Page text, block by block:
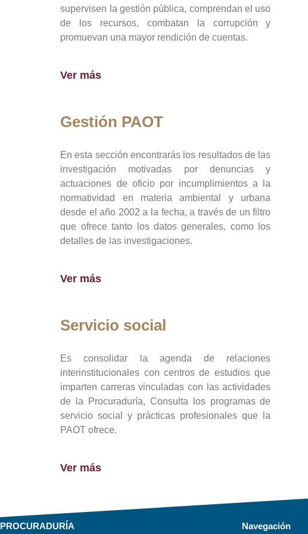
supervisen la gestión pública, comprendan el uso
de los recursos, combatan la corrupción y
promuevan una mayor rendición de cuentas.
Ver más
Gestión PAOT
En esta sección encontrarás los resultados de las
investigación motivadas por denuncias y
actuaciones de oficio por incumplimientos a la
normatividad en materia ambiental y urbana
desde el año 2002 a la fecha, a través de un filtro
que ofrece tanto los datos generales, como los
detalles de las investigaciones.
Ver más
Servicio social
Es consolidar la agenda de relaciones
interinstitucionales con centros de estudios que
imparten carreras vinculadas con las actividades
de la Procuraduría, Consulta los programas de
servicio social y prácticas profesionales que la
PAOT ofrece.
Ver más
PROCURADURÍA Navegación